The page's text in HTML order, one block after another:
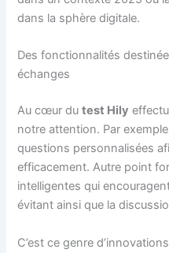
dans la sphère digitale.
Des fonctionnalités
échanges
Au cœur dutest Hily
notre attention. Par
questions personnalisées
efficacement. Autre point
intelligentes qui
évitant ainsi que la
C’est ce genre